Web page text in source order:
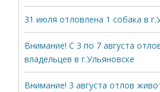
31 июля отловлена 1 собака в
Внимание! С 3 по 7 августа
владельцев в г.Ульяновске
Внимание! 3 августа отлов